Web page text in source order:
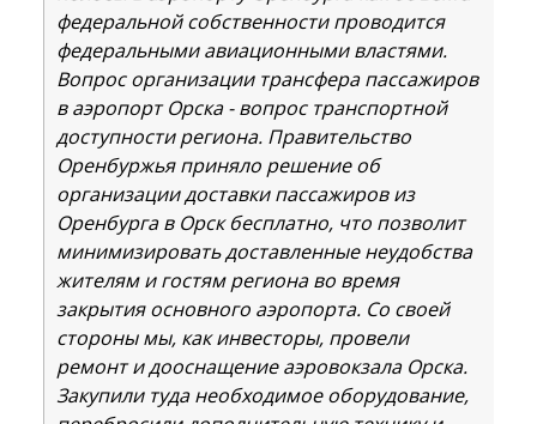
федеральной собственности проводится
федеральными авиационными властями.
Вопрос организации трансфера пассажиров
в аэропорт Орска - вопрос транспортной
доступности региона. Правительство
Оренбуржья приняло решение об
организации доставки пассажиров из
Оренбурга в Орск бесплатно, что позволит
минимизировать доставленные неудобства
жителям и гостям региона во время
закрытия основного аэропорта. Со своей
стороны мы, как инвесторы, провели
ремонт и дооснащение аэровокзала Орска.
Закупили туда необходимое оборудование,